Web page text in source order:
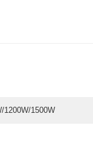
1200W/1500W